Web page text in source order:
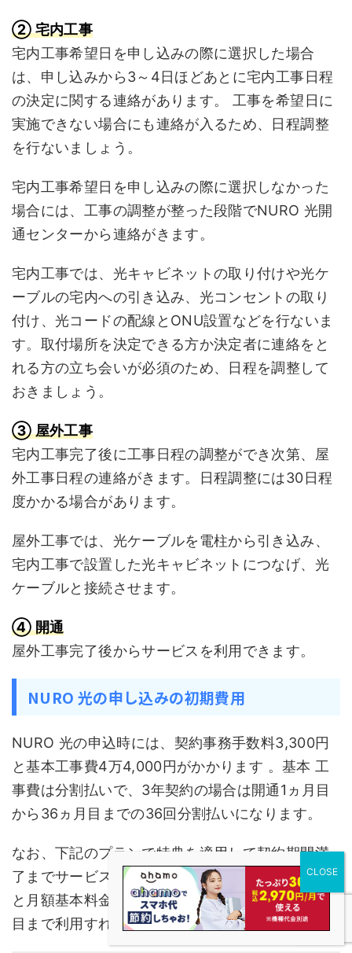
② 宅内工事
宅内工事希望日を申し込みの際に選択した場合
は、申し込みから3～4日ほどあとに宅内工事日程
の決定に関する連絡があります。 工事を希望日に
実施できない場合にも連絡が入るため、日程調整
を行ないましょう。
宅内工事希望日を申し込みの際に選択しなかった
場合には、工事の調整が整った段階でNURO 光開
通センターから連絡がきます。
宅内工事では、光キャビネットの取り付けや光ケ
ーブルの宅内への引き込み、光コンセントの取り
付け、光コードの配線とONU設置などを行ないま
す。取付場所を決定できる方か決定者に連絡をと
れる方の立ち会いが必須のため、日程を調整して
おきましょう。
③ 屋外工事
宅内工事完了後に工事日程の調整ができ次第、屋
外工事日程の連絡がきます。日程調整には30日程
度かかる場合があります。
屋外工事では、光ケーブルを電柱から引き込み、
宅内工事で設置した光キャビネットにつなげ、光
ケーブルと接続させます。
④ 開通
屋外工事完了後からサービスを利用できます。
NURO 光の申し込みの初期費用
NURO 光の申込時には、契約事務手数料3,300円
と基本工事費4万4,000円がかかります 。基本 工
事費は分割払いで、3年契約の場合は開通1ヵ月目
から36ヵ月目までの36回分割払いになります。
なお、下記のプランで特典を適用して契約期間満
了までサービスを利用した場合、契約事務手数料
と月額基本料金から基本工事費が引かれ、36ヵ月
目まで利用すれば工事費が実質無料になります。